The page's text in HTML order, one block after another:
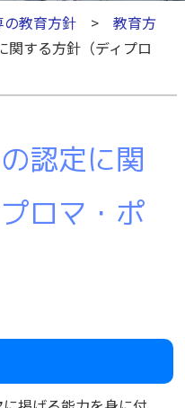
の教育方針> 教育方
する方針（ディプロ
認定に関
ロマ・ポ